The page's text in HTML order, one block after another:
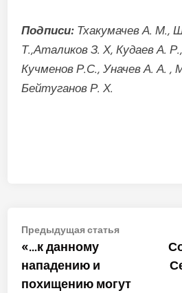
Подписи: Тхакумачев А. М.,
Т.,Аталиков З. Х, Кудаев А.
Кучменов Р.С., Уначев А. А. ,
Бейтуганов Р. Х.
Навигация
по
записям
Предыдущая статьяПредыдущая
«…к данному
нападению и
похищению могут